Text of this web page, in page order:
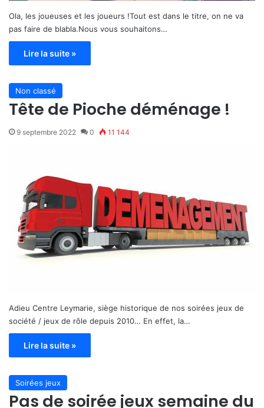
Ola, les joueuses et les joueurs !Tout est dans le titre, on ne va
pas faire de blabla.Nous vous souhaitons…
Lire la suite »
Non classé
Tête de Pioche déménage !
9 septembre 2022 0 11 144
Adieu Centre Leymarie, siège historique de nos soirées jeux de
société / jeux de rôle depuis 2010… En effet, la…
Lire la suite »
Soirées jeux
Pas de soirée jeux semaine du